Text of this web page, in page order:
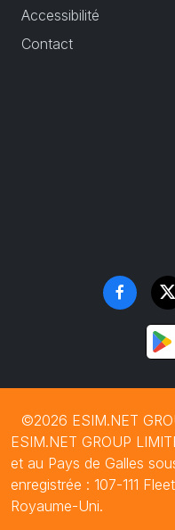
Accessibilité
Contact
©2026 ESIM.NET
ESIM.NET GROUP
et au Pays de Galles
enregistrée : 107-111
Royaume-Uni.